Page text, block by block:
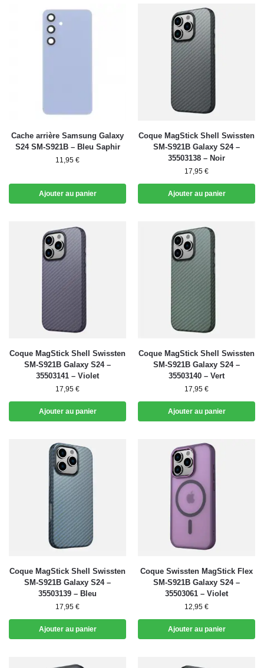
Cache arrière Samsung Galaxy
S24 SM-S921B – Bleu Saphir
11,95 €
Ajouter au panier
Coque MagStick Shell Swissten
SM-S921B Galaxy S24 –
35503138 – Noir
17,95 €
Ajouter au panier
Coque MagStick Shell Swissten
SM-S921B Galaxy S24 –
35503141 – Violet
17,95 €
Ajouter au panier
Coque MagStick Shell Swissten
SM-S921B Galaxy S24 –
35503140 – Vert
17,95 €
Ajouter au panier
Coque MagStick Shell Swissten
SM-S921B Galaxy S24 –
35503139 – Bleu
17,95 €
Ajouter au panier
Coque Swissten MagStick Flex
SM-S921B Galaxy S24 –
35503061 – Violet
12,95 €
Ajouter au panier